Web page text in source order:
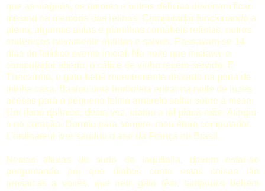
que as viagens, os amores e outras delícias deveriam ficar
mesmo na memória das retinas. Computador funcionando a
pleno, algumas aulas e planilhas contábeis refeitas, outros
endereços novamente obtidos e salvos. Passavam-se 14
dias do fatídico evento inicial. Na noite que iniciava, o
computador aberto, o cálice de vinho recém-servido. E
Theozinho, o gato-bebê recentemente deixado na porta de
minha casa. Bastou uma borboleta entrar na noite de luzes
acesas para o pequeno felino amarelo saltar sobre a mesa.
Um dano químico, desta vez, matou a tal placa-mãe. Atingiu-
o no coração. Dormiu para sempre, meu ébrio computador.
L'ordinateur ivre saudou o ano da França no Brasil.
Nestas alturas do surto de taquilalia, devem estar-se
perguntando por que diabos conto estas coisas tão
prosaicas a vocês, que nem gato têm, tampouco bebem